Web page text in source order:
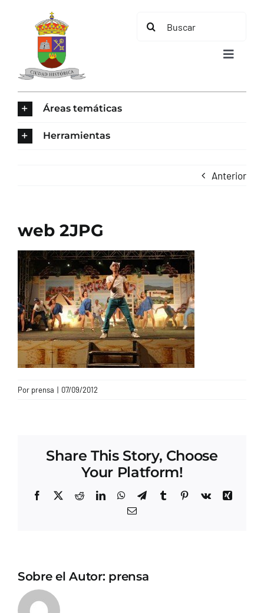
contenido
Buscar:
Toggle
CONTACTO
Áreas temáticas
Herramientas
Anterior
web 2JPG
Por prensa | 07/09/2012
Share This Story, Choose
Your Platform!
Facebook
X RedditLinkedInWhatsApp
TelegramTumblrPinterest
Vk
Xing
Correo
Sobre el Autor: prensa